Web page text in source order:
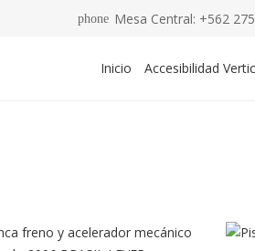
phone Mesa Central: +562
Inicio Accesibilidad